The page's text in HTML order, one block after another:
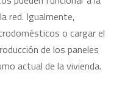
red. Igualmente,
o cargar el
de los paneles
actual de la vivienda.